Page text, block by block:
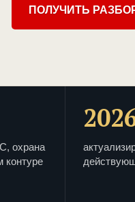
ПОЛУЧИТЬ
охрана
контуре